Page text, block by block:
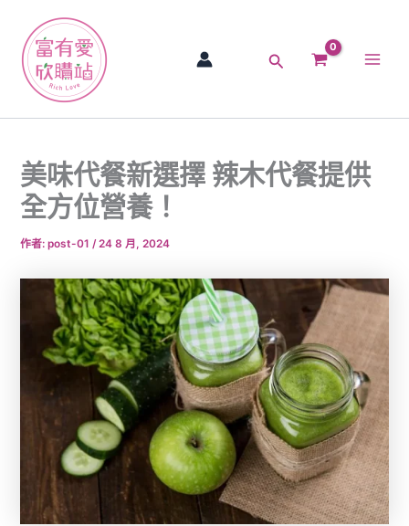
容
搜
美味代餐新選擇 辣木代餐提供
全方位營養！
作者:post-01/24 8 月, 2024